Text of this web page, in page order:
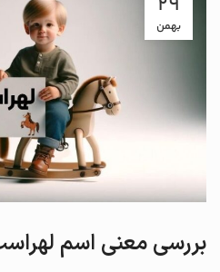
بهمن
بررسی معنی اسم